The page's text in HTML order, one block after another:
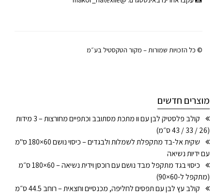
© כל הזכויות שמורות – מקור הטקסטיל בע״מ
מוצרים חדשים
קולב פלסטיק לבן עם וו מתכת מסתובב וכתפיים מחורצות – 3 מידות
(26 / 33 / 43 ס״מ)
שקית אל-בד מתקפלת לשמלות ולבגדים – כיסוי נושם 60×180 ס"מ
עם ידיות נשיאה
כיסוי בגד מתקפל מבד נושם עם רוכסן וידית נשיאה – 60×180 ס״מ
(מתקפל ל-60×90)
קולב עץ לבן עם תפסים לחליפה, מכנסיים וחצאית – רוחב 44.5 ס״מ